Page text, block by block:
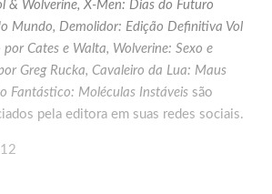
& Wolverine, X-Men: Dias do Futuro
Mundo, Demolidor: Edição Definitiva Vol
Cates e Walta, Wolverine: Sexo e
Greg Rucka, Cavaleiro da Lua: Maus
Fantástico: Moléculas Instáveis são
pela editora em suas redes sociais.